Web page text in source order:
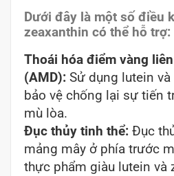
Dưới đây là một số điều
zeaxanthin có thể hỗ trợ:
Thoái hóa điểm vàng
(AMD): Sử dụng lutein
bảo vệ chống lại sự tiến
mù lòa.
Đục thủy tinh thể: Đục
mảng mây ở phía trước
thực phẩm giàu lutein và